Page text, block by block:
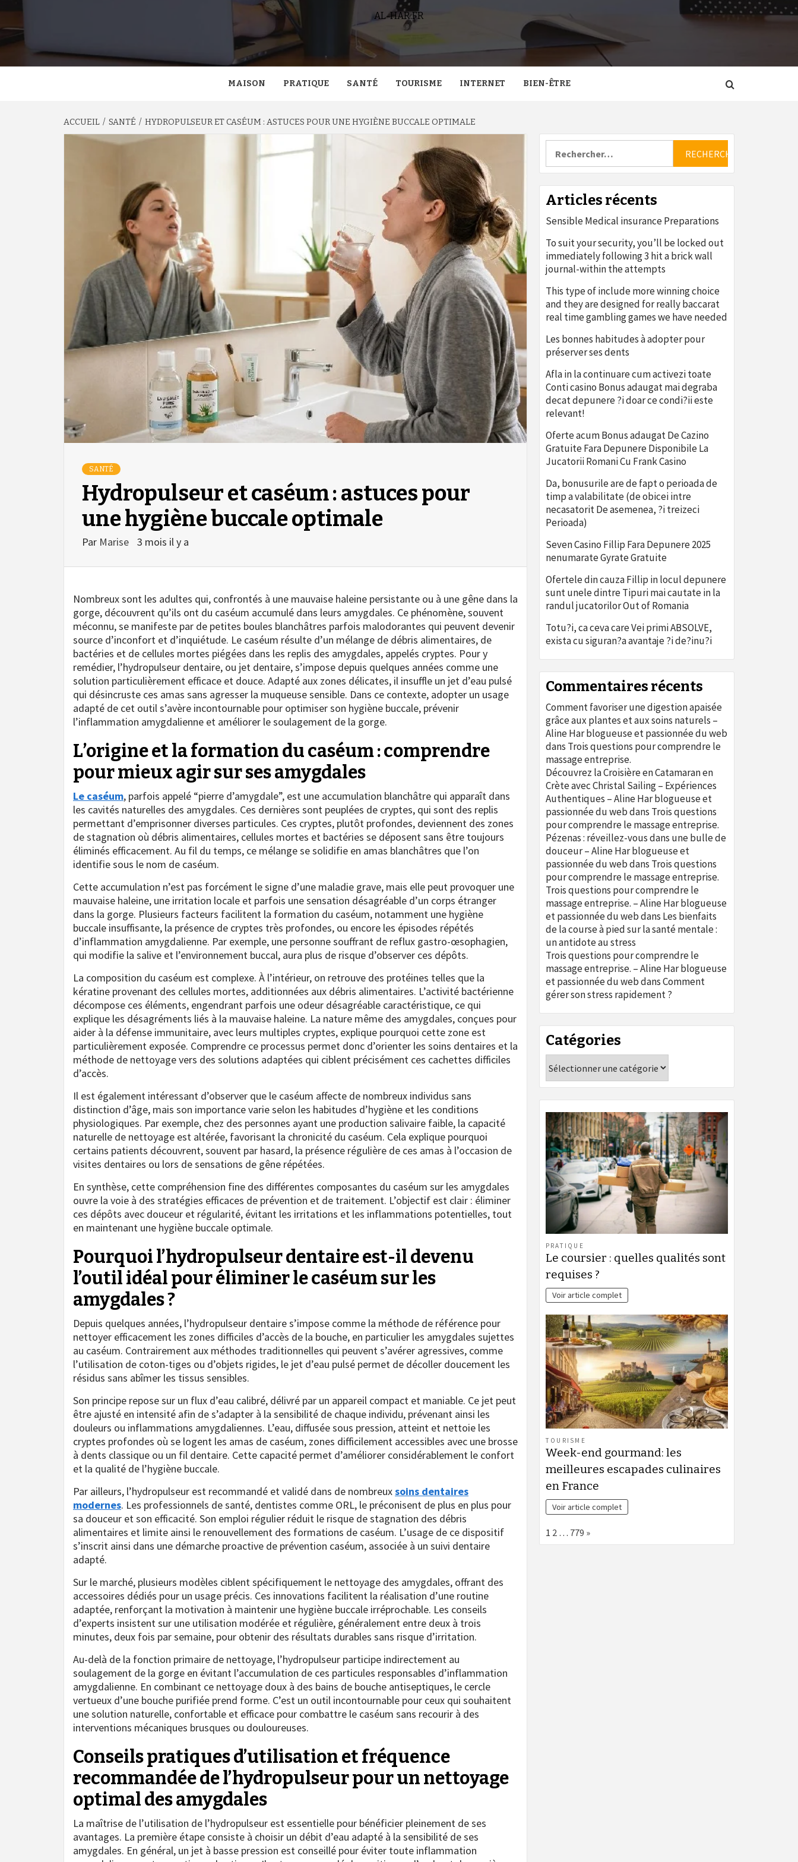
AL-HAR.FR
MAISON PRATIQUE SANTÉ TOURISME INTERNET BIEN-ÊTRE
ACCUEIL SANTÉ HYDROPULSEUR ET CASÉUM : ASTUCES POUR UNE HYGIÈNE BUCCALE OPTIMALE
SANTÉ
Hydropulseur et caséum : astuces pour
une hygiène buccale optimale
Par Marise 3 mois il y a
Nombreux sont les adultes qui, confrontés à une mauvaise haleine persistante ou à une gêne dans la
gorge, découvrent qu’ils ont du caséum accumulé dans leurs amygdales. Ce phénomène, souvent
méconnu, se manifeste par de petites boules blanchâtres parfois malodorantes qui peuvent devenir
source d’inconfort et d’inquiétude. Le caséum résulte d’un mélange de débris alimentaires, de
bactéries et de cellules mortes piégées dans les replis des amygdales, appelés cryptes. Pour y
remédier, l’hydropulseur dentaire, ou jet dentaire, s’impose depuis quelques années comme une
solution particulièrement efficace et douce. Adapté aux zones délicates, il insuffle un jet d’eau pulsé
qui désincruste ces amas sans agresser la muqueuse sensible. Dans ce contexte, adopter un usage
adapté de cet outil s’avère incontournable pour optimiser son hygiène buccale, prévenir
l’inflammation amygdalienne et améliorer le soulagement de la gorge.
L’origine et la formation du caséum : comprendre
pour mieux agir sur ses amygdales
Le caséum, parfois appelé “pierre d’amygdale”, est une accumulation blanchâtre qui apparaît dans
les cavités naturelles des amygdales. Ces dernières sont peuplées de cryptes, qui sont des replis
permettant d’emprisonner diverses particules. Ces cryptes, plutôt profondes, deviennent des zones
de stagnation où débris alimentaires, cellules mortes et bactéries se déposent sans être toujours
éliminés efficacement. Au fil du temps, ce mélange se solidifie en amas blanchâtres que l’on
identifie sous le nom de caséum.
Cette accumulation n’est pas forcément le signe d’une maladie grave, mais elle peut provoquer une
mauvaise haleine, une irritation locale et parfois une sensation désagréable d’un corps étranger
dans la gorge. Plusieurs facteurs facilitent la formation du caséum, notamment une hygiène
buccale insuffisante, la présence de cryptes très profondes, ou encore les épisodes répétés
d’inflammation amygdalienne. Par exemple, une personne souffrant de reflux gastro-œsophagien,
qui modifie la salive et l’environnement buccal, aura plus de risque d’observer ces dépôts.
La composition du caséum est complexe. À l’intérieur, on retrouve des protéines telles que la
kératine provenant des cellules mortes, additionnées aux débris alimentaires. L’activité bactérienne
décompose ces éléments, engendrant parfois une odeur désagréable caractéristique, ce qui
explique les désagréments liés à la mauvaise haleine. La nature même des amygdales, conçues pour
aider à la défense immunitaire, avec leurs multiples cryptes, explique pourquoi cette zone est
particulièrement exposée. Comprendre ce processus permet donc d’orienter les soins dentaires et la
méthode de nettoyage vers des solutions adaptées qui ciblent précisément ces cachettes difficiles
d’accès.
Il est également intéressant d’observer que le caséum affecte de nombreux individus sans
distinction d’âge, mais son importance varie selon les habitudes d’hygiène et les conditions
physiologiques. Par exemple, chez des personnes ayant une production salivaire faible, la capacité
naturelle de nettoyage est altérée, favorisant la chronicité du caséum. Cela explique pourquoi
certains patients découvrent, souvent par hasard, la présence régulière de ces amas à l’occasion de
visites dentaires ou lors de sensations de gêne répétées.
En synthèse, cette compréhension fine des différentes composantes du caséum sur les amygdales
ouvre la voie à des stratégies efficaces de prévention et de traitement. L’objectif est clair : éliminer
ces dépôts avec douceur et régularité, évitant les irritations et les inflammations potentielles, tout
en maintenant une hygiène buccale optimale.
Pourquoi l’hydropulseur dentaire est-il devenu
l’outil idéal pour éliminer le caséum sur les
amygdales ?
Depuis quelques années, l’hydropulseur dentaire s’impose comme la méthode de référence pour
nettoyer efficacement les zones difficiles d’accès de la bouche, en particulier les amygdales sujettes
au caséum. Contrairement aux méthodes traditionnelles qui peuvent s’avérer agressives, comme
l’utilisation de coton-tiges ou d’objets rigides, le jet d’eau pulsé permet de décoller doucement les
résidus sans abîmer les tissus sensibles.
Son principe repose sur un flux d’eau calibré, délivré par un appareil compact et maniable. Ce jet peut
être ajusté en intensité afin de s’adapter à la sensibilité de chaque individu, prévenant ainsi les
douleurs ou inflammations amygdaliennes. L’eau, diffusée sous pression, atteint et nettoie les
cryptes profondes où se logent les amas de caséum, zones difficilement accessibles avec une brosse
à dents classique ou un fil dentaire. Cette capacité permet d’améliorer considérablement le confort
et la qualité de l’hygiène buccale.
Par ailleurs, l’hydropulseur est recommandé et validé dans de nombreuxsoins dentaires
modernes. Les professionnels de santé, dentistes comme ORL, le préconisent de plus en plus pour
sa douceur et son efficacité. Son emploi régulier réduit le risque de stagnation des débris
alimentaires et limite ainsi le renouvellement des formations de caséum. L’usage de ce dispositif
s’inscrit ainsi dans une démarche proactive de prévention caséum, associée à un suivi dentaire
adapté.
Sur le marché, plusieurs modèles ciblent spécifiquement le nettoyage des amygdales, offrant des
accessoires dédiés pour un usage précis. Ces innovations facilitent la réalisation d’une routine
adaptée, renforçant la motivation à maintenir une hygiène buccale irréprochable. Les conseils
d’experts insistent sur une utilisation modérée et régulière, généralement entre deux à trois
minutes, deux fois par semaine, pour obtenir des résultats durables sans risque d’irritation.
Au-delà de la fonction primaire de nettoyage, l’hydropulseur participe indirectement au
soulagement de la gorge en évitant l’accumulation de ces particules responsables d’inflammation
amygdalienne. En combinant ce nettoyage doux à des bains de bouche antiseptiques, le cercle
vertueux d’une bouche purifiée prend forme. C’est un outil incontournable pour ceux qui souhaitent
une solution naturelle, confortable et efficace pour combattre le caséum sans recourir à des
interventions mécaniques brusques ou douloureuses.
Conseils pratiques d’utilisation et fréquence
recommandée de l’hydropulseur pour un nettoyage
optimal des amygdales
La maîtrise de l’utilisation de l’hydropulseur est essentielle pour bénéficier pleinement de ses
avantages. La première étape consiste à choisir un débit d’eau adapté à la sensibilité de ses
amygdales. En général, un jet à basse pression est conseillé pour éviter toute inflammation
Articles récents
Sensible Medical insurance Preparations
To suit your security, you’ll be locked out
immediately following 3 hit a brick wall
journal-within the attempts
This type of include more winning choice
and they are designed for really baccarat
real time gambling games we have needed
Les bonnes habitudes à adopter pour
préserver ses dents
Afla in la continuare cum activezi toate
Conti casino Bonus adaugat mai degraba
decat depunere ?i doar ce condi?ii este
relevant!
Oferte acum Bonus adaugat De Cazino
Gratuite Fara Depunere Disponibile La
Jucatorii Romani Cu Frank Casino
Da, bonusurile are de fapt o perioada de
timp a valabilitate (de obicei intre
necasatorit De asemenea, ?i treizeci
Perioada)
Seven Casino Fillip Fara Depunere 2025
nenumarate Gyrate Gratuite
Ofertele din cauza Fillip in locul depunere
sunt unele dintre Tipuri mai cautate in la
randul jucatorilor Out of Romania
Totu?i, ca ceva care Vei primi ABSOLVE,
exista cu siguran?a avantaje ?i de?inu?i
Commentaires récents
Comment favoriser une digestion apaisée
grâce aux plantes et aux soins naturels –
Aline Har blogueuse et passionnée du web
dans Trois questions pour comprendre le
massage entreprise.
Découvrez la Croisière en Catamaran en
Crète avec Christal Sailing – Expériences
Authentiques – Aline Har blogueuse et
passionnée du webdans Trois questions
pour comprendre le massage entreprise.
Pézenas : réveillez-vous dans une bulle de
douceur – Aline Har blogueuse et
passionnée du webdans Trois questions
pour comprendre le massage entreprise.
Trois questions pour comprendre le
massage entreprise. – Aline Har blogueuse
et passionnée du webdans Les bienfaits
de la course à pied sur la santé mentale :
un antidote au stress
Trois questions pour comprendre le
massage entreprise. – Aline Har blogueuse
et passionnée du webdansComment
gérer son stress rapidement ?
Catégories
PRATIQUE
Le coursier : quelles qualités sont
requises ?
Voir article complet
TOURISME
Week-end gourmand: les
meilleures escapades culinaires
en France
Voir article complet
Page:
1 2 … 779 Next
»